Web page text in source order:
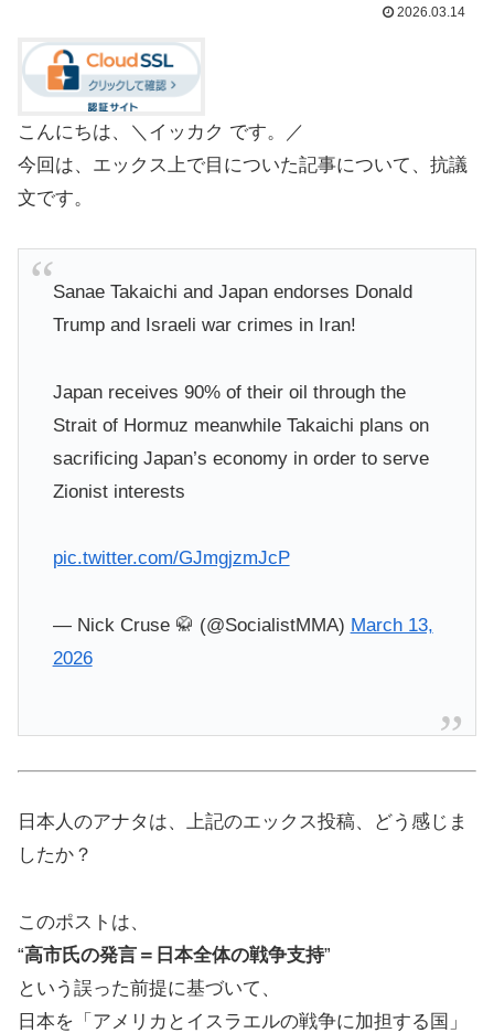
2026.03.14
こんにちは、＼イッカク です。／
今回は、エックス上で目についた記事について、抗議
文です。
Sanae Takaichi and Japan endorses Donald
Trump and Israeli war crimes in Iran!
Japan receives 90% of their oil through the
Strait of Hormuz meanwhile Takaichi plans on
sacrificing Japan’s economy in order to serve
Zionist interests
pic.twitter.com/GJmgjzmJcP
— Nick Cruse 🥋 (@SocialistMMA) March 13,
2026
日本人のアナタは、上記のエックス投稿、どう感じま
したか？
このポストは、
“高市氏の発言＝日本全体の戦争支持”
という誤った前提に基づいて、
日本を「アメリカとイスラエルの戦争に加担する国」